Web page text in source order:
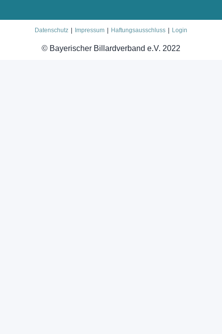
Datenschutz Impressum Haftungsausschluss Login
© Bayerischer Billardverband e.V. 2022